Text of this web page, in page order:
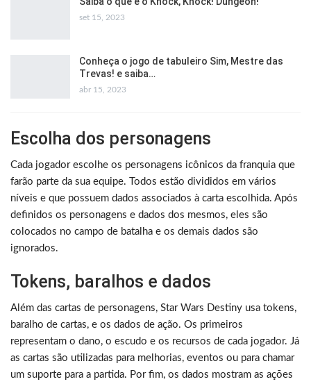
set 15, 2023
Conheça o jogo de tabuleiro Sim, Mestre das
Trevas! e saiba…
abr 15, 2023
Escolha dos personagens
Cada jogador escolhe os personagens icônicos da franquia que
farão parte da sua equipe. Todos estão divididos em vários
níveis e que possuem dados associados à carta escolhida. Após
definidos os personagens e dados dos mesmos, eles são
colocados no campo de batalha e os demais dados são
ignorados.
Tokens, baralhos e dados
Além das cartas de personagens, Star Wars Destiny usa tokens,
baralho de cartas, e os dados de ação. Os primeiros
representam o dano, o escudo e os recursos de cada jogador. Já
as cartas são utilizadas para melhorias, eventos ou para chamar
um suporte para a partida. Por fim, os dados mostram as ações